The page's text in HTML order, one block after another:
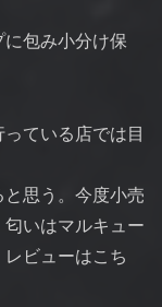
包み小分け保
ている店では目
思う。今度小売
いはマルキュー
ビューはこち